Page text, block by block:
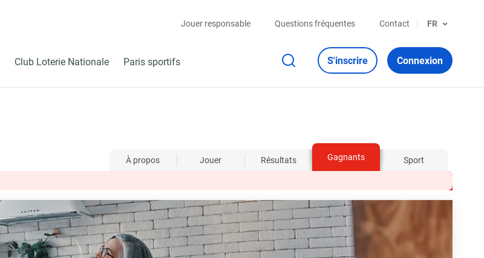
Jouer responsable Questions fréquentes Contact FR
Club Loterie Nationale Paris sportifs S'inscrire Connexion
À propos Jouer Résultats Gagnants
Sport